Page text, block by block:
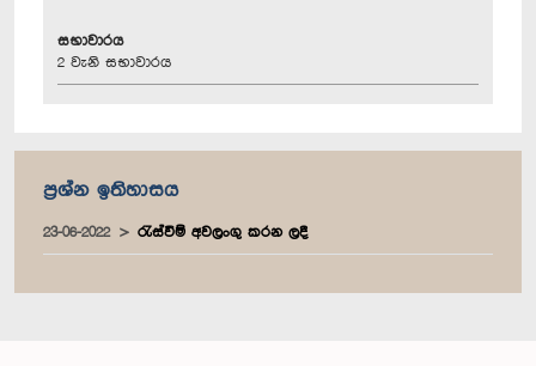
සභාවාරය
2 වැනි සභාවාරය
ප්‍රශ්න ඉතිහාසය
23-06-2022 රැස්වීම් අවලංගු කරන ලදී